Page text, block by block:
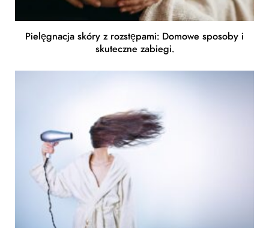
Pielęgnacja skóry z rozstępami: Domowe sposoby i
skuteczne zabiegi.